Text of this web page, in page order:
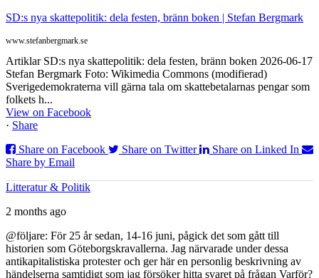
SD:s nya skattepolitik: dela festen, bränn boken | Stefan Bergmark
www.stefanbergmark.se
Artiklar SD:s nya skattepolitik: dela festen, bränn boken 2026-06-17
Stefan Bergmark Foto: Wikimedia Commons (modifierad)
Sverigedemokraterna vill gärna tala om skattebetalarnas pengar som
folkets h...
View on Facebook
· Share
Share on Facebook
Share on Twitter
Share on Linked In
Share by Email
Litteratur & Politik
2 months ago
@följare: För 25 år sedan, 14-16 juni, pågick det som gått till
historien som Göteborgskravallerna. Jag närvarade under dessa
antikapitalistiska protester och ger här en personlig beskrivning av
händelserna samtidigt som jag försöker hitta svaret på frågan Varför?